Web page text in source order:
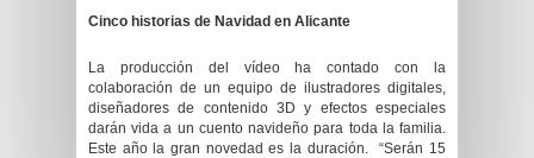
Cinco historias de Navidad en Alicante
La producción del vídeo ha contado con la
colaboración de un equipo de ilustradores digitales,
diseñadores de contenido 3D y efectos especiales
darán vida a un cuento navideño para toda la familia.
Este año la gran novedad es la duración. “Serán 15